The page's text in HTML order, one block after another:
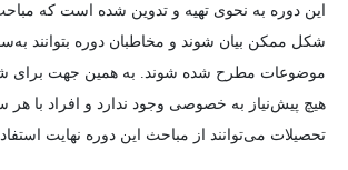
این دوره به نحوی تهیه و تدوین شده است که
شکل ممکن بیان شوند و مخاطبان دوره بتوانند
موضوعات مطرح شده شوند. به همین جهت برای
هیچ پیش‌نیاز به خصوصی وجود ندارد و افراد با
تحصیلات می‌توانند از مباحث این دوره نهایت